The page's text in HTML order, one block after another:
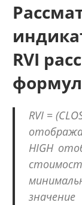
RVI
RVI =
HIGH